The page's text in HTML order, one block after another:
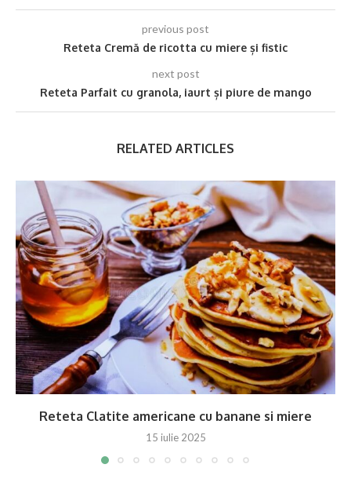
previous post
Reteta Cremă de ricotta cu miere și fistic
next post
Reteta Parfait cu granola, iaurt și piure de mango
RELATED ARTICLES
Reteta Clatite americane cu banane si miere
15 iulie 2025